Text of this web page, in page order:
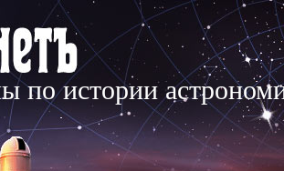
по истории